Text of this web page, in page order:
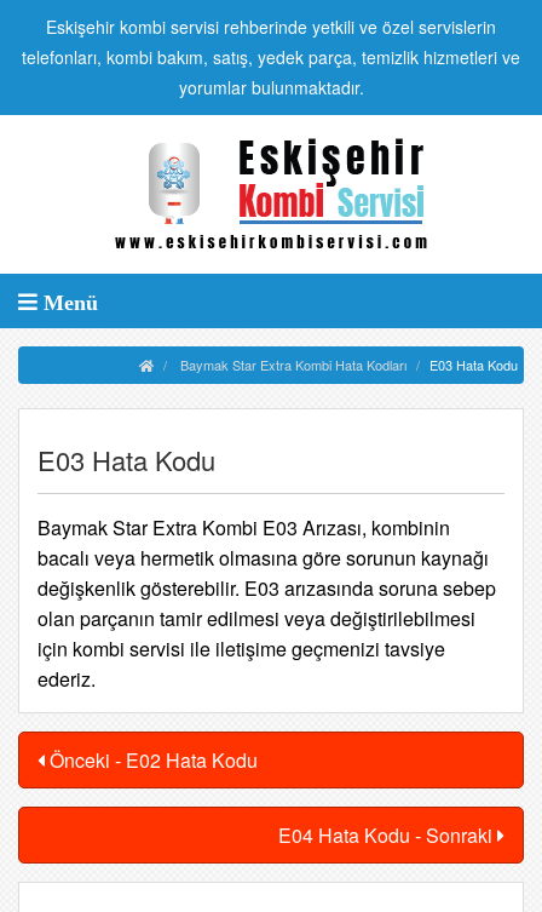
Eskişehir kombi servisi rehberinde yetkili ve özel servislerin
telefonları, kombi bakım, satış, yedek parça, temizlik hizmetleri ve
yorumlar bulunmaktadır.
Menü
Baymak Star Extra Kombi Hata Kodları E03 Hata Kodu
E03 Hata Kodu
Baymak Star Extra Kombi E03 Arızası, kombinin
bacalı veya hermetik olmasına göre sorunun kaynağı
değişkenlik gösterebilir. E03 arızasında soruna sebep
olan parçanın tamir edilmesi veya değiştirilebilmesi
için kombi servisi ile iletişime geçmenizi tavsiye
ederiz.
Önceki - E02 Hata Kodu
E04 Hata Kodu - Sonraki